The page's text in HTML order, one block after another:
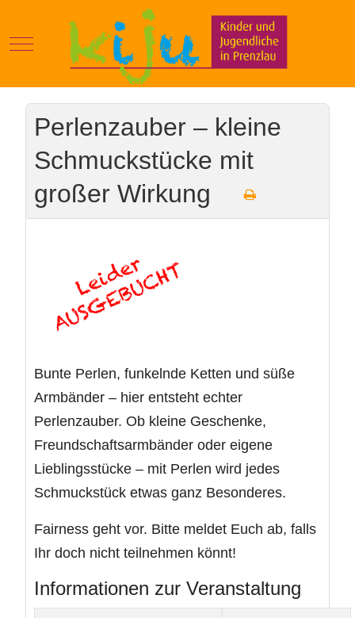
Mobile Menu Toggle
Perlenzauber – kleine
Schmuckstücke mit
großer Wirkung
Bunte Perlen, funkelnde Ketten und süße
Armbänder – hier entsteht echter
Perlenzauber. Ob kleine Geschenke,
Freundschaftsarmbänder oder eigene
Lieblingsstücke – mit Perlen wird jedes
Schmuckstück etwas ganz Besonderes.
Fairness geht vor. Bitte meldet Euch ab, falls
Ihr doch nicht teilnehmen könnt!
Informationen zur Veranstaltung